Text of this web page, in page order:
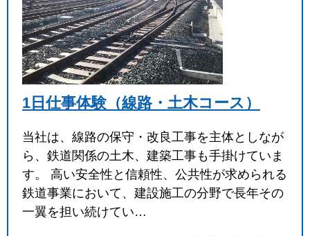
キーワード
検索
閉じる
1日仕事体験（線路・土木コース）
当社は、線路の保守・改良工事を主体としなが
ら、鉄道関係の土木、建築工事も手掛けていま
す。 高い安全性と信頼性、公共性が求められる
鉄道事業において、建設施工の分野で長年その
一翼を担い続けてい…